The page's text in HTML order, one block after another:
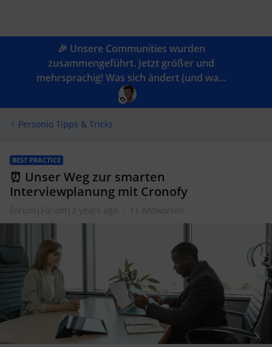
🎉 Unsere Communities wurden
zusammengeführt. Jetzt größer und
mehrsprachig! Was sich ändert (und wa...
Personio Tipps & Tricks
BEST PRACTICE
⏰ Unser Weg zur smarten
Interviewplanung mit Cronofy
Forum|Forum|3 years ago 11 Antworten